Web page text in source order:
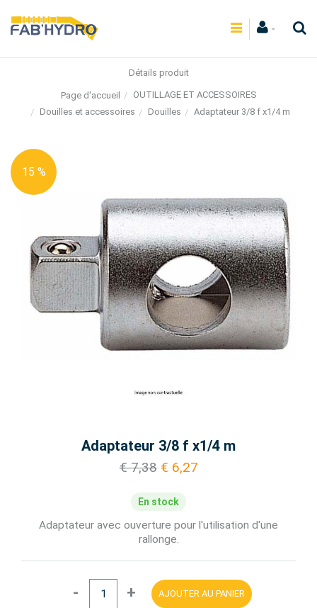
Détails produit
Page d'accueil
OUTILLAGE ET ACCESSOIRES
Douilles et accessoires
Douilles Adaptateur 3/8 f x1/4 m
15 %
Adaptateur 3/8 f x1/4 m
€ 7,38 € 6,27
En stock
Adaptateur avec ouverture pour l'utilisation d'une
rallonge.
- + AJOUTER AU PANIER